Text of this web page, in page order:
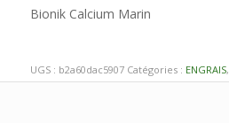
Bionik Calcium Marin
UGS : b2a60dac5907 Catégories : ENGRAIS,